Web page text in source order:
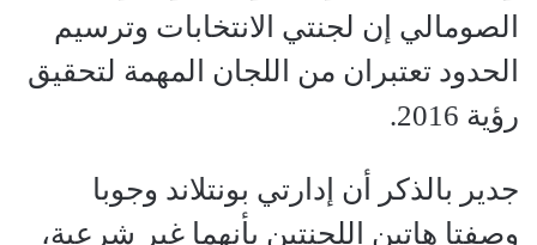
الصومالي إن لجنتي الانتخابات وترسيم
الحدود تعتبران من اللجان المهمة لتحقيق
رؤية 2016.
جدير بالذكر أن إدارتي بونتلاند وجوبا
وصفتا هاتين اللجنتين بأنهما غير شرعية،